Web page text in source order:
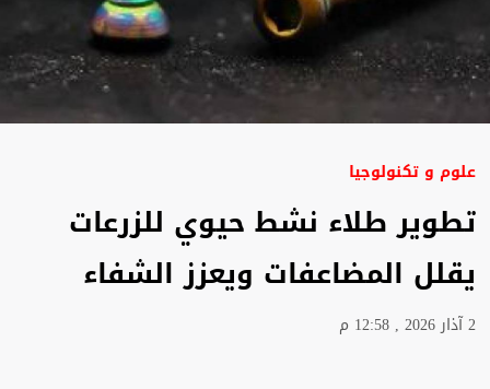
علوم و تكنولوجيا
تطوير طلاء نشط حيوي للزرعات
يقلل المضاعفات ويعزز الشفاء
2 آذار 2026 , 12:58 م